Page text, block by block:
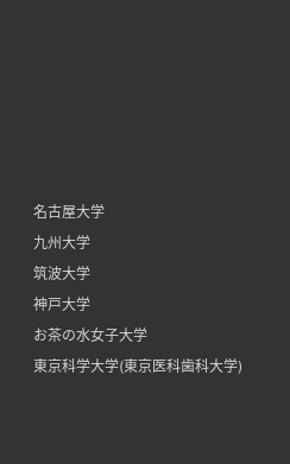
名古屋大学
九州大学
筑波大学
神戸大学
お茶の水女子大学
東京科学大学(東京医科歯科大学)